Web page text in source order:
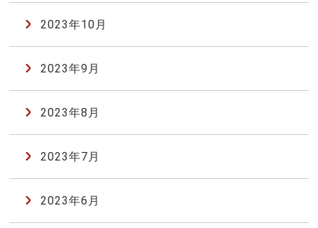
2023年10月
2023年9月
2023年8月
2023年7月
2023年6月